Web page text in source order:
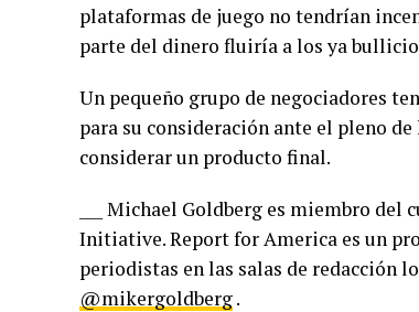
plataformas de juego no tendrían
parte del dinero fluiría a los ya
Un pequeño grupo de negociadores
para su consideración ante el pleno
considerar un producto final.
___ Michael Goldberg es miembro
Initiative. Report for America es un
periodistas en las salas de redacción
@mikergoldberg.